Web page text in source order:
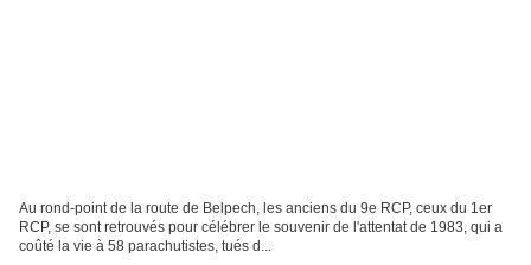
Au rond-point de la route de Belpech, les anciens du 9e RCP, ceux du 1er
RCP, se sont retrouvés pour célébrer le souvenir de l'attentat de 1983, qui a
coûté la vie à 58 parachutistes, tués d...